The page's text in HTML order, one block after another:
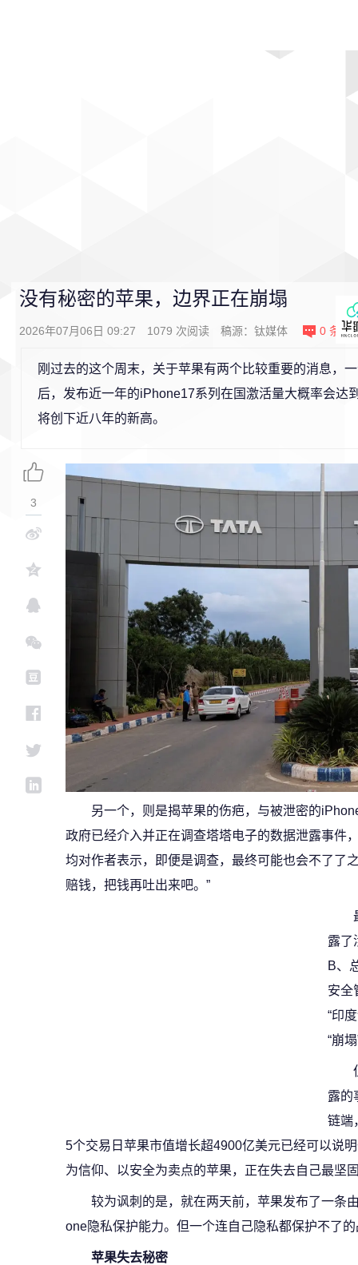
没有秘密的苹果，边界正在崩塌
2026年07月06日 09:27 1079 次阅读 稿源：钛媒体 0 条评
刚过去的这个周末，关于苹果有两个比较重要的消息，
后，发布近一年的iPhone17系列在国激活量大概率会达
将创下近八年的新高。
另一个，则是揭苹果的伤疤，与被泄密的
政府已经介入并正在调查塔塔电子的数据泄露事件
均对作者表示，即便是调查，最终可能也会不了了
赔钱，把钱再吐出来吧。”
露了
B、
安全
“印
“崩
露的
链端
5个交易日苹果市值增长超4900亿美元已经可以说
为信仰、以安全为卖点的苹果，正在失去自己最坚
较为讽刺的是，就在两天前，苹果发布了一条
one隐私保护能力。但一个连自己隐私都保护不了
苹果失去秘密
3